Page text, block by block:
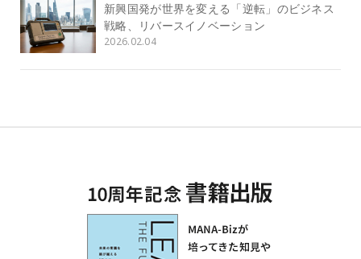
新興国発が世界を変える「逆転」のビジネス
戦略、リバースイノベーション
2026.02.04